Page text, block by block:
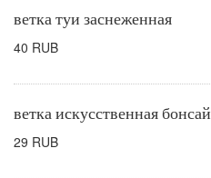
ветка туи заснеженная
40 RUB
ветка искусственная бонсай
29 RUB